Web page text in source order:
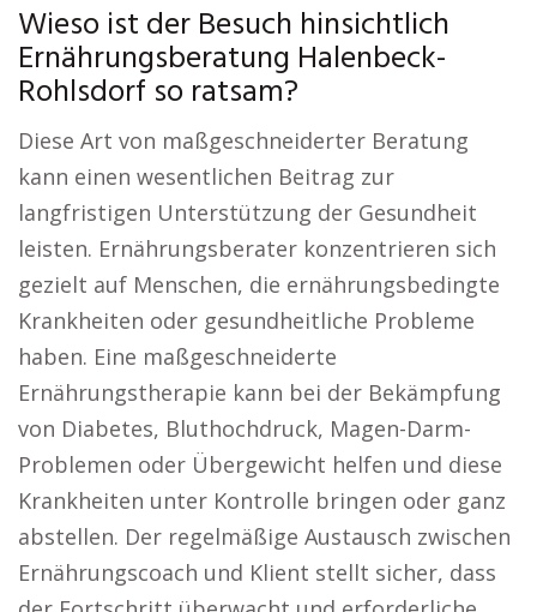
Wieso ist der Besuch hinsichtlich
Ernährungsberatung Halenbeck-
Rohlsdorf so ratsam?
Diese Art von maßgeschneiderter Beratung
kann einen wesentlichen Beitrag zur
langfristigen Unterstützung der Gesundheit
leisten. Ernährungsberater konzentrieren sich
gezielt auf Menschen, die ernährungsbedingte
Krankheiten oder gesundheitliche Probleme
haben. Eine maßgeschneiderte
Ernährungstherapie kann bei der Bekämpfung
von Diabetes, Bluthochdruck, Magen-Darm-
Problemen oder Übergewicht helfen und diese
Krankheiten unter Kontrolle bringen oder ganz
abstellen. Der regelmäßige Austausch zwischen
Ernährungscoach und Klient stellt sicher, dass